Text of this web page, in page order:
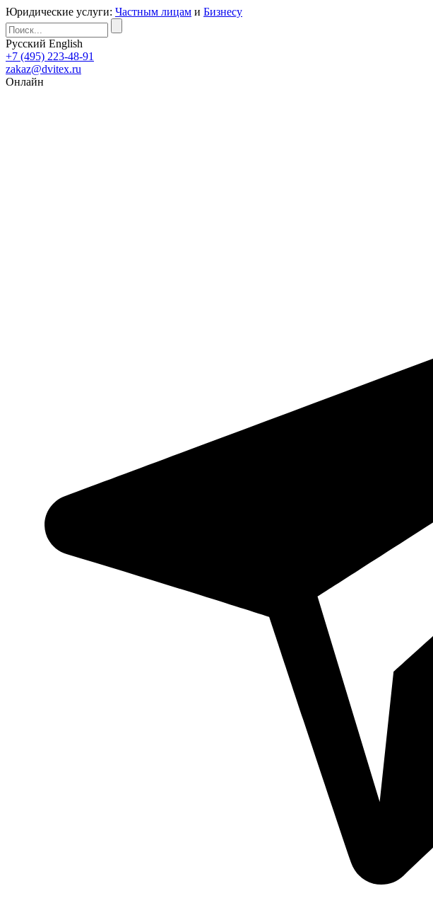
Юридические услуги: Частным лицам и Бизнесу
Русский English
+7 (495) 223-48-91
zakaz@dvitex.ru
Онлайн